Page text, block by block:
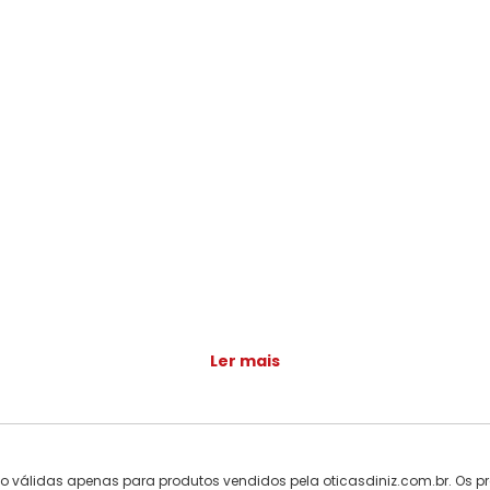
Ler mais
válidas apenas para produtos vendidos pela oticasdiniz.com.br. Os